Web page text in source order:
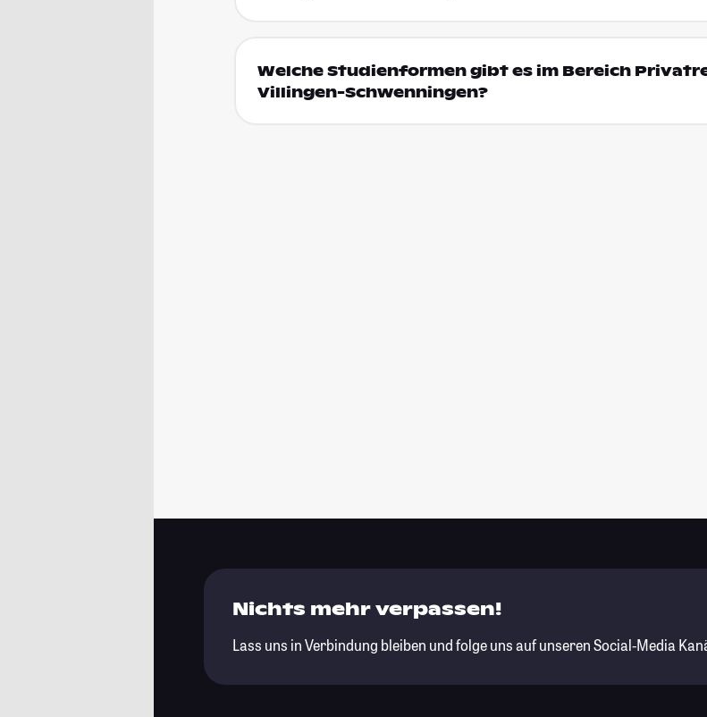
Welche Studienformen gibt es im Bereich
Villingen-Schwenningen?
Nichts mehr verpassen!
Lass uns in Verbindung bleiben und folge uns auf unseren Social-Media